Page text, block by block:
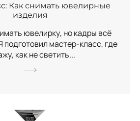
Как снимать ювелирные
изделия
ювелирку, но кадры всё
подготовил мастер-класс, где
как не светить...